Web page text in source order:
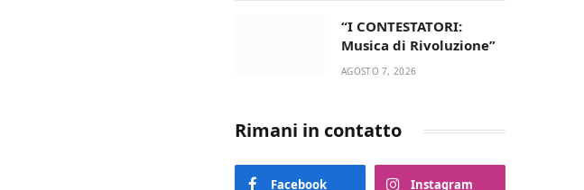
“I CONTESTATORI:
Musica di Rivoluzione”
AGOSTO 7, 2026
Rimani in contatto
Facebook Instagram